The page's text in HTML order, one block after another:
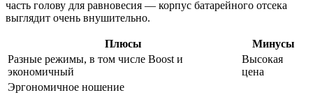
часть голову для равновесия — корпус батарейного отсека
выглядит очень внушительно.
Плюсы
Минусы
Разные режимы, в том числе Boost и
экономичный
Высокая
цена
Эргономичное ношение